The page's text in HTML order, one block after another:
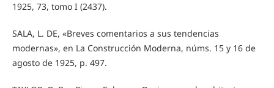
1925, 73, tomo I (2437).
SALA, L. DE, «Breves comentarios a sus tendencias
modernas», en La Construcción Moderna, núms. 15 y 16 de
agosto de 1925, p. 497.